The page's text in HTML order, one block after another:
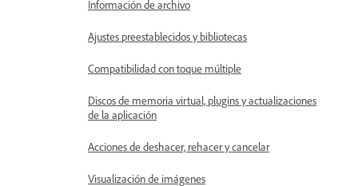
Información de archivo
Ajustes preestablecidos y bibliotecas
Compatibilidad con toque múltiple
Discos de memoria virtual, plugins y actualizaciones
de la aplicación
Acciones de deshacer, rehacer y cancelar
Visualización de imágenes